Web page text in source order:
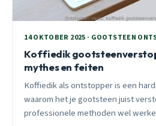
14 OKTOBER 2025 · GOOTSTEEN
Koffiedik
mythes en feiten
Koffiedik als ontstopper is een
waarom het je gootsteen juist
professionele methoden wel